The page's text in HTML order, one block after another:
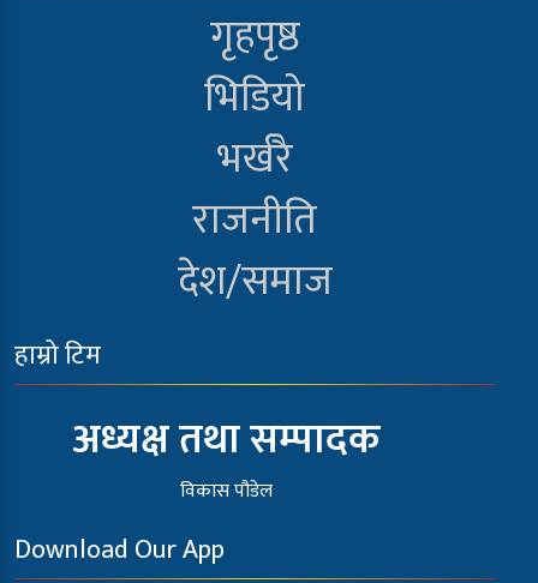
गृहपृष्ठ
भिडियो
भर्खरै
राजनीति
देश/समाज
हाम्रो टिम
अध्यक्ष तथा सम्पादक
विकास पौडेल
Download Our App